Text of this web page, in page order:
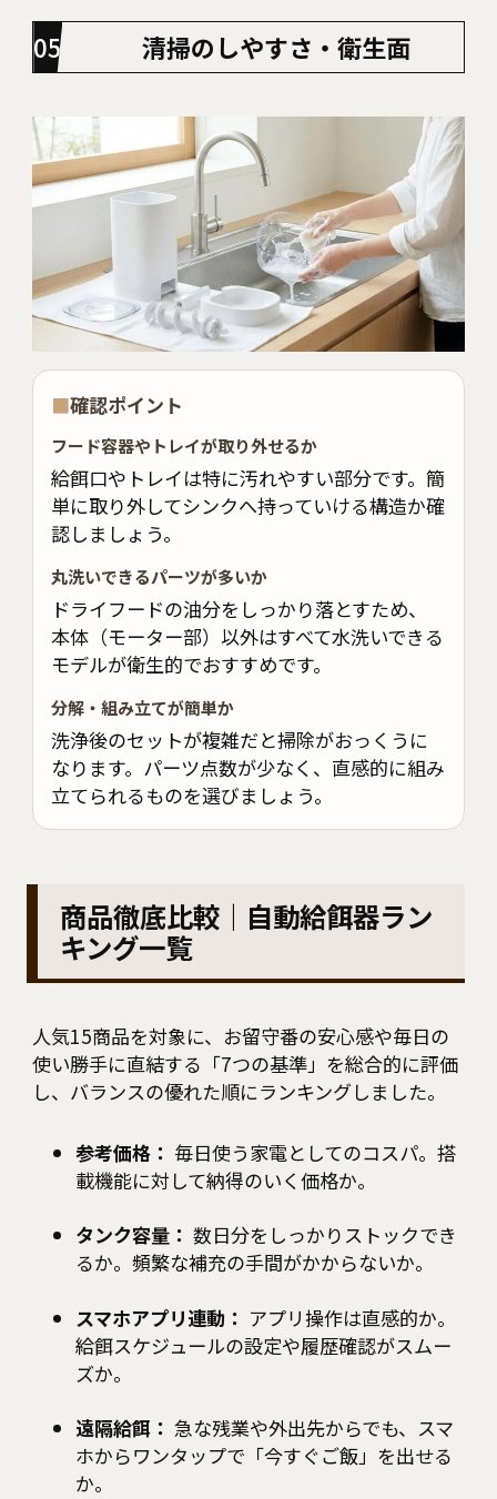
清掃のしやすさ・衛生面
■確認ポイント
フード容器やトレイが取り外せるか
給餌口やトレイは特に汚れやすい部分です。簡
単に取り外してシンクへ持っていける構造か確
認しましょう。
丸洗いできるパーツが多いか
ドライフードの油分をしっかり落とすため、
本体（モーター部）以外はすべて水洗いできる
モデルが衛生的でおすすめです。
分解・組み立てが簡単か
洗浄後のセットが複雑だと掃除がおっくうに
なります。パーツ点数が少なく、直感的に組み
立てられるものを選びましょう。
商品徹底比較｜自動給餌器ラン
キング一覧
人気15商品を対象に、お留守番の安心感や毎日の
使い勝手に直結する「7つの基準」を総合的に評価
し、バランスの優れた順にランキングしました。
参考価格： 毎日使う家電としてのコスパ。搭
載機能に対して納得のいく価格か。
タンク容量： 数日分をしっかりストックでき
るか。頻繁な補充の手間がかからないか。
スマホアプリ連動： アプリ操作は直感的か。
給餌スケジュールの設定や履歴確認がスムー
ズか。
遠隔給餌： 急な残業や外出先からでも、スマ
ホからワンタップで「今すぐご飯」を出せる
か。